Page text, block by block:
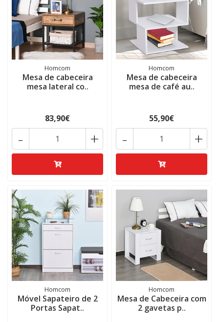
Homcom
Mesa de cabeceira
mesa lateral co..
83,90€
+
-
Homcom
Mesa de cabeceira
mesa de café au..
55,90€
+
-
Homcom
Móvel Sapateiro de 2
Portas Sapat..
Homcom
Mesa de Cabeceira com
2 gavetas p..